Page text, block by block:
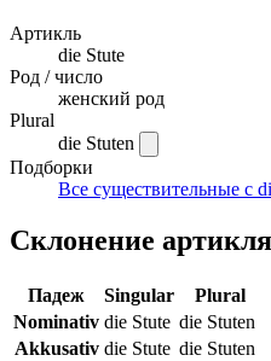
Артикль
die Stute
Род / число
женский род
Plural
die Stuten
Подборки
Все существительные с
Склонение артикля
Падеж Singular
Plural
Nominativ die Stute die Stuten
Akkusativ die Stute die Stuten